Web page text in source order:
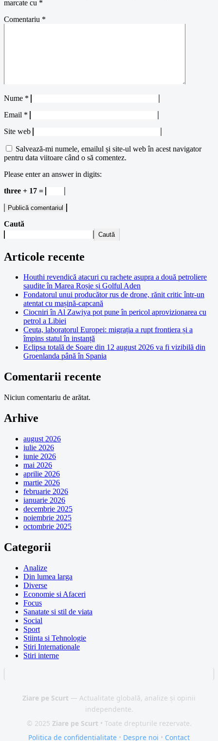
marcate cu *
Comentariu *
Nume *
Email *
Site web
Salvează-mi numele, emailul și site-ul web în acest navigator
pentru data viitoare când o să comentez.
Please enter an answer in digits:
three + 17 =
Caută
Caută
Articole recente
Houthi revendică atacuri cu rachete asupra a două petroliere
saudite în Marea Roșie și Golful Aden
Fondatorul unui producător rus de drone, rănit critic într-un
atentat cu mașină-capcană
Ciocniri în Al Zawiya pot pune în pericol aprovizionarea cu
petrol a Libiei
Ceuta, laboratorul Europei: migrația a rupt frontiera și a
împins statul în instanță
Eclipsa totală de Soare din 12 august 2026 va fi vizibilă din
Groenlanda până în Spania
Comentarii recente
Niciun comentariu de arătat.
Arhive
august 2026
iulie 2026
iunie 2026
mai 2026
aprilie 2026
martie 2026
februarie 2026
ianuarie 2026
decembrie 2025
noiembrie 2025
octombrie 2025
Categorii
Analize
Din lumea larga
Diverse
Economie si Afaceri
Focus
Sanatate si stil de viata
Social
Sport
Stiinta si Tehnologie
Stiri Internationale
Stiri interne
Ziare pe Scurt — Actualitate globală, analize și opinii
independente.
© 2025 Ziare pe Scurt • Toate drepturile rezervate.
Politica de confidențialitate • Despre noi • Contact